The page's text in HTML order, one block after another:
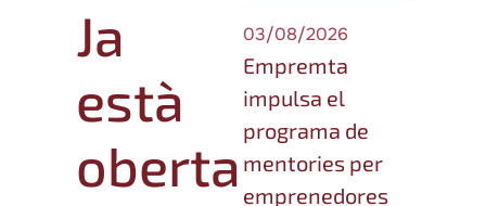
Ja
està
oberta
03/08/2026
Empremta
impulsa el
programa de
mentories per
emprenedores